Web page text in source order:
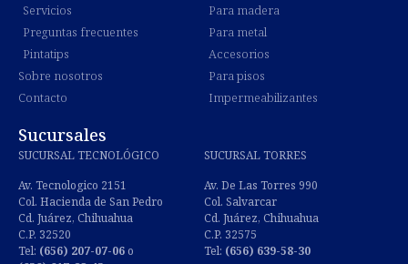
Servicios
Preguntas frecuentes
Pintatips
Sobre nosotros
Contacto
Para madera
Para metal
Accesorios
Para pisos
Impermeabilizantes
Sucursales
SUCURSAL TECNOLÓGICO
Av. Tecnologico 2151
Col. Hacienda de San Pedro
Cd. Juárez, Chihuahua
C.P. 32520
Tel: (656) 207-07-06o
SUCURSAL TORRES
Av. De Las Torres 990
Col. Salvarcar
Cd. Juárez, Chihuahua
C.P. 32575
Tel: (656) 639-58-30